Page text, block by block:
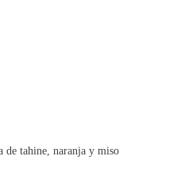
de tahine, naranja y miso